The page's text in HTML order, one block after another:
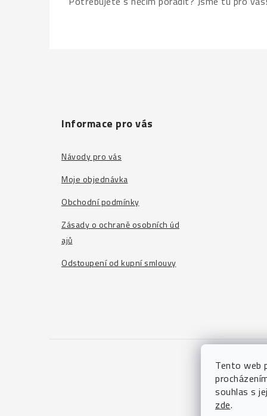
Tento web
souhlas s
zde.
Informace pro vás
Návody pro vás
Moje objednávka
Obchodní podmínky
Zásady o ochraně osobních úd
ajů
Odstoupení od kupní smlouvy